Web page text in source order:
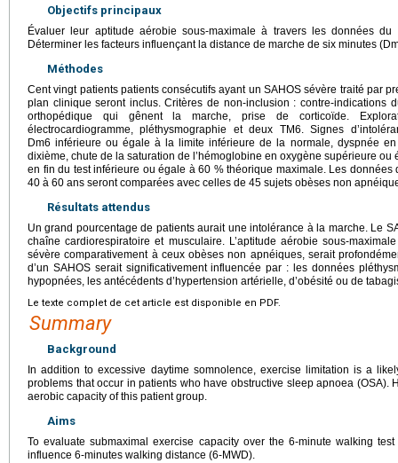
Objectifs principaux
Évaluer leur aptitude aérobie sous-maximale à travers les données
Déterminer les facteurs influençant la distance de marche de six minutes
Méthodes
Cent vingt patients patients consécutifs ayant un SAHOS sévère traité par
plan clinique seront inclus. Critères de non-inclusion : contre-indications
orthopédique qui gênent la marche, prise de corticoïde.
électrocardiogramme, pléthysmographie et deux TM6. Signes
Dm6 inférieure ou égale à la limite inférieure de la normale, dyspnée
dixième, chute de la saturation de l’hémoglobine en oxygène supérieure
en fin du test inférieure ou égale à 60 % théorique maximale. Les
40 à 60 ans seront comparées avec celles de 45 sujets obèses non
Résultats attendus
Un grand pourcentage de patients aurait une intolérance à la marche. Le
chaîne cardiorespiratoire et musculaire. L’aptitude aérobie sous-
sévère comparativement à ceux obèses non apnéiques, serait
d’un SAHOS serait significativement influencée par : les données
hypopnées, les antécédents d’hypertension artérielle, d’obésité ou de
Le texte complet de cet article est disponible en PDF.
Summary
Background
In addition to excessive daytime somnolence, exercise limitation is a
problems that occur in patients who have obstructive sleep apnoea (OSA).
aerobic capacity of this patient group.
Aims
To evaluate submaximal exercise capacity over the 6-minute walking
influence 6-minutes walking distance (6-MWD).